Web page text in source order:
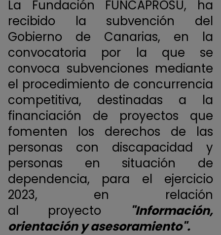
La Fundación FUNCAPROSU, ha
recibido la subvención del
Gobierno de Canarias, en la
convocatoria por la que se
convoca subvenciones mediante
el procedimiento de concurrencia
competitiva, destinadas a la
financiación de proyectos que
fomenten los derechos de las
personas con discapacidad y
personas en situación de
dependencia, para el ejercicio
2023, en relación
al proyecto
"Información,
orientación y asesoramiento".